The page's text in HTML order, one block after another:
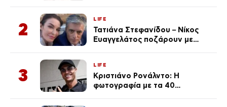
2
LIFE
Τατιάνα Στεφανίδου – Νίκος
Ευαγγελάτος ποζάρουν με
3
LIFE
Κριστιάνο Ρονάλντο: Η
φωτογραφία με τα 40